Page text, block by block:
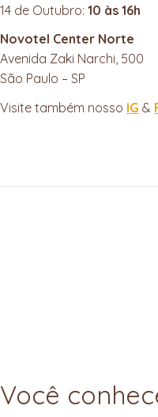
14 de Outubro: 10 às 16h
Novotel Center Norte
Avenida Zaki Narchi, 500
São Paulo – SP
Visite também nosso IG &
Você